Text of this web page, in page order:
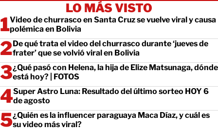
LO MÁS VISTO
Video de churrasco en Santa Cruz se vuelve viral y causa
polémica en Bolivia
De qué trata el video del churrasco durante ‘jueves de
frater’ que se volvió viral en Bolivia
¿Qué pasó con Helena, la hija de Elize Matsunaga, dónde
está hoy? | FOTOS
Super Astro Luna: Resultado del último sorteo HOY 6
de agosto
¿Quién es la influencer paraguaya Maca Díaz, y cuál es
su video más viral?